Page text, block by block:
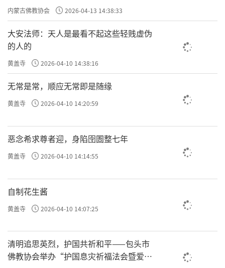
内蒙古佛教协会 2026-04-13 14:38:33
大安法师：天人是最看不起这些轻贱虚伪
的人的
黄盖寺 2026-04-10 14:38:16
无常是常，顺应无常即是随缘
黄盖寺 2026-04-10 14:20:59
恶念希求尊者迎，身陷囹圄整七年
黄盖寺 2026-04-10 14:14:55
自制花生酱
黄盖寺 2026-04-10 14:07:25
清明追思英烈，护国共祈和平——包头市
佛教协会举办“护国息灾祈福法会暨爱国